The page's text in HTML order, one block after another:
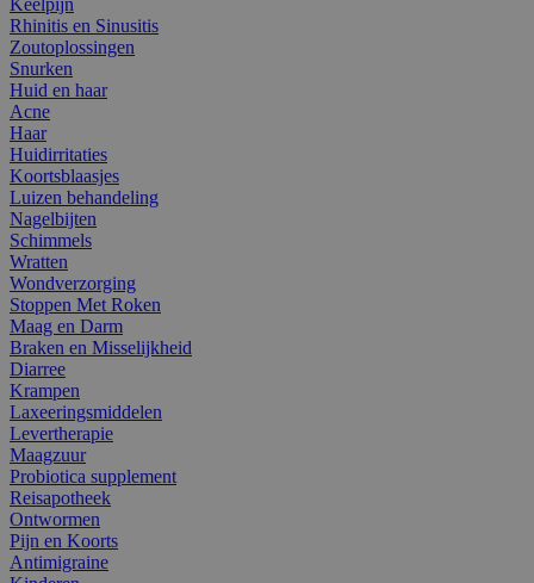
Rhinitis en Sinusitis
Zoutoplossingen
Snurken
Huid en haar
Acne
Haar
Huidirritaties
Koortsblaasjes
Luizen behandeling
Nagelbijten
Schimmels
Wratten
Wondverzorging
Stoppen Met Roken
Maag en Darm
Braken en Misselijkheid
Diarree
Krampen
Laxeeringsmiddelen
Levertherapie
Maagzuur
Probiotica supplement
Reisapotheek
Ontwormen
Pijn en Koorts
Antimigraine